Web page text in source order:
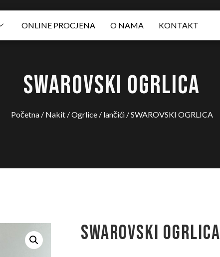
ONLINE PROCJENA O NAMA KONTAKT
SWAROVSKI OGRLICA
Početna/ Nakit/Ogrlice / lančići/ SWAROVSKI OGRLICA
SWAROVSKI OGRLICA